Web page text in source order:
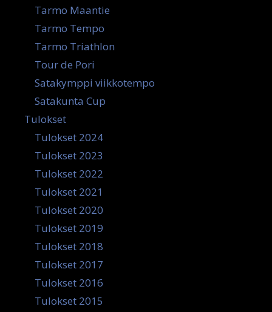
Tarmo Maantie
Tarmo Tempo
Tarmo Triathlon
Tour de Pori
Satakymppi viikkotempo
Satakunta Cup
Tulokset
Tulokset 2024
Tulokset 2023
Tulokset 2022
Tulokset 2021
Tulokset 2020
Tulokset 2019
Tulokset 2018
Tulokset 2017
Tulokset 2016
Tulokset 2015